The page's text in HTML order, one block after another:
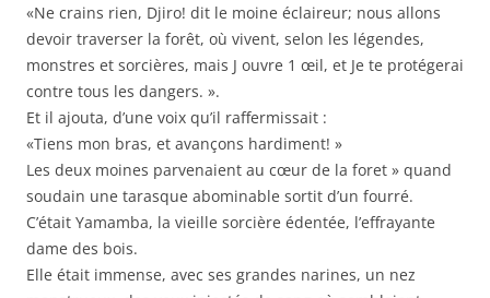
«Ne crains rien, Djiro! dit le moine éclaireur; nous allons
devoir traverser la forêt, où vivent, selon les légendes,
monstres et sorcières, mais J ouvre 1 œil, et Je te protégerai
contre tous les dangers. ».
Et il ajouta, d’une voix qu’il raffermissait :
«Tiens mon bras, et avançons hardiment! »
Les deux moines parvenaient au cœur de la foret » quand
soudain une tarasque abominable sortit d’un fourré.
C’était Yamamba, la vieille sorcière édentée, l’effrayante
dame des bois.
Elle était immense, avec ses grandes narines, un nez